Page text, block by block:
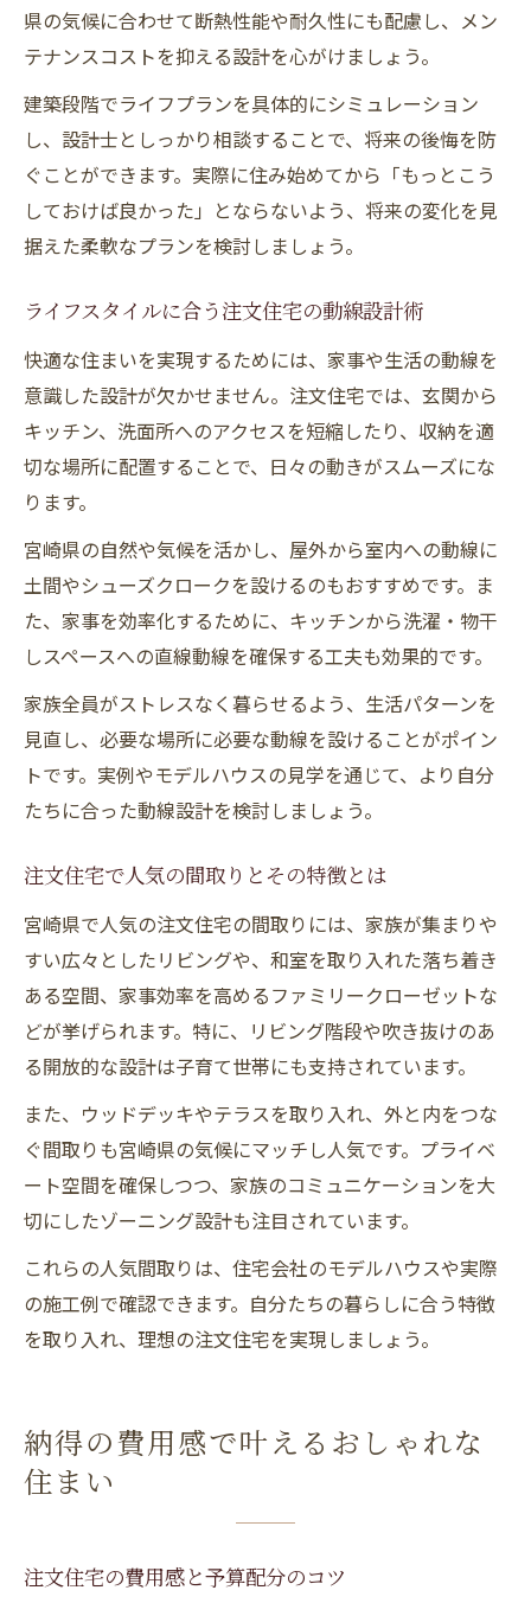
県の気候に合わせて断熱性能や耐久性にも配慮し、メン
テナンスコストを抑える設計を心がけましょう。
建築段階でライフプランを具体的にシミュレーション
し、設計士としっかり相談することで、将来の後悔を防
ぐことができます。実際に住み始めてから「もっとこう
しておけば良かった」とならないよう、将来の変化を見
据えた柔軟なプランを検討しましょう。
ライフスタイルに合う注文住宅の動線設計術
快適な住まいを実現するためには、家事や生活の動線を
意識した設計が欠かせません。注文住宅では、玄関から
キッチン、洗面所へのアクセスを短縮したり、収納を適
切な場所に配置することで、日々の動きがスムーズにな
ります。
宮崎県の自然や気候を活かし、屋外から室内への動線に
土間やシューズクロークを設けるのもおすすめです。ま
た、家事を効率化するために、キッチンから洗濯・物干
しスペースへの直線動線を確保する工夫も効果的です。
家族全員がストレスなく暮らせるよう、生活パターンを
見直し、必要な場所に必要な動線を設けることがポイン
トです。実例やモデルハウスの見学を通じて、より自分
たちに合った動線設計を検討しましょう。
注文住宅で人気の間取りとその特徴とは
宮崎県で人気の注文住宅の間取りには、家族が集まりや
すい広々としたリビングや、和室を取り入れた落ち着き
ある空間、家事効率を高めるファミリークローゼットな
どが挙げられます。特に、リビング階段や吹き抜けのあ
る開放的な設計は子育て世帯にも支持されています。
また、ウッドデッキやテラスを取り入れ、外と内をつな
ぐ間取りも宮崎県の気候にマッチし人気です。プライベ
ート空間を確保しつつ、家族のコミュニケーションを大
切にしたゾーニング設計も注目されています。
これらの人気間取りは、住宅会社のモデルハウスや実際
の施工例で確認できます。自分たちの暮らしに合う特徴
を取り入れ、理想の注文住宅を実現しましょう。
納得の費用感で叶えるおしゃれな
住まい
注文住宅の費用感と予算配分のコツ